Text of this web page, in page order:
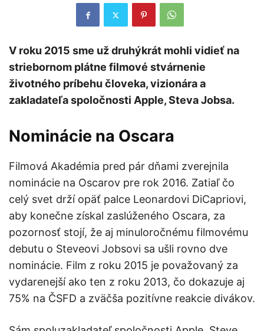
V roku 2015 sme už druhýkrát mohli vidieť na
striebornom plátne filmové stvárnenie
životného príbehu človeka, vizionára a
zakladateľa spoločnosti Apple, Steva Jobsa.
Nominácie na Oscara
Filmová Akadémia pred pár dňami zverejnila
nominácie na Oscarov pre rok 2016. Zatiaľ čo
celý svet drží opäť palce Leonardovi DiCapriovi,
aby konečne získal zaslúženého Oscara, za
pozornosť stojí, že aj minuloročnému filmovému
debutu o Steveovi Jobsovi sa ušli rovno dve
nominácie. Film z roku 2015 je považovaný za
vydarenejší ako ten z roku 2013, čo dokazuje aj
75% na ČSFD a zväčša pozitívne reakcie divákov.